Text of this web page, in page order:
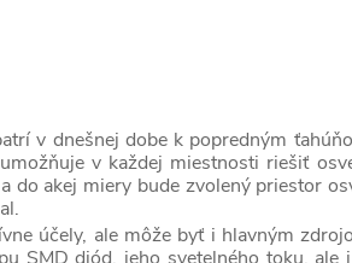
v dnešnej dobe k popredným
v každej miestnosti riešiť
do akej miery bude zvolený priestor
účely, ale môže byť i hlavným